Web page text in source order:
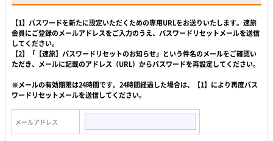
【1】パスワードを新たに設定いただくための専用URLをお送りいたします。速旅
会員にご登録のメールアドレスをご入力のうえ、パスワードリセットメールを送信
してください。
【2】「【速旅】パスワードリセットのお知らせ」という件名のメールをご確認い
ただき、メールに記載のアドレス（URL）からパスワードを再設定してください。
※メールの有効期限は24時間です。24時間経過した場合は、【1】により再度パス
ワードリセットメールを送信してください。
メールアドレス